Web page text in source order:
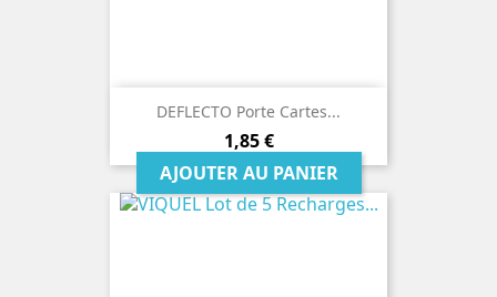
DEFLECTO Porte Cartes...
Prix
1,85 €
AJOUTER AU PANIER